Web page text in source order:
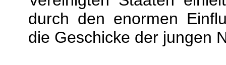
durch den enormen
die Geschicke der jungen